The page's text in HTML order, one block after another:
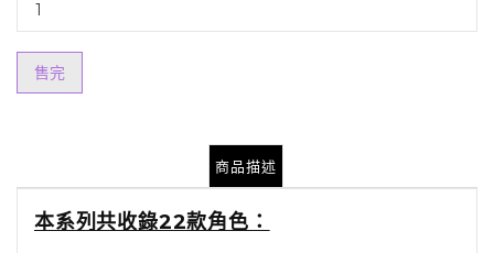
售完
商品描述
本系列共收錄22款角色：